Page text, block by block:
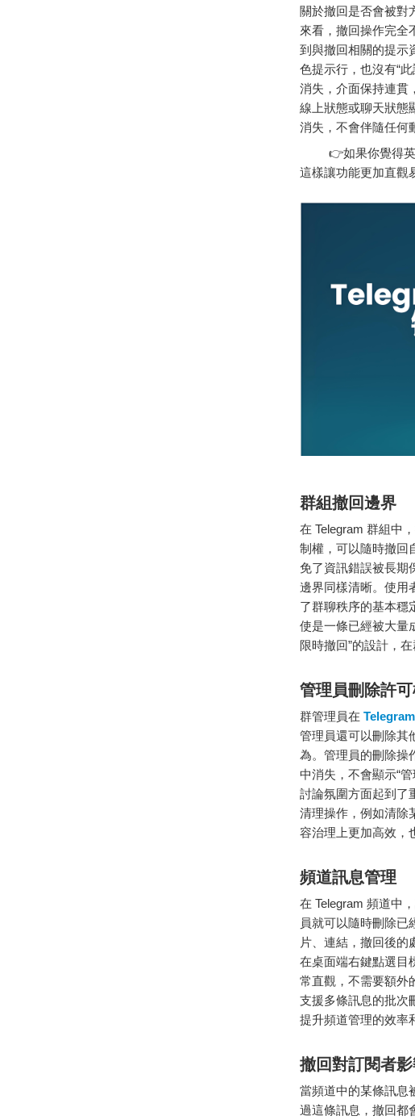
關於撤回是否會被對
來看，撤回操作完全
到與撤回相關的提示
色提示行，也沒有“
消失，介面保持連貫
線上狀態或聊天狀態
消失，不會伴隨任何
👉如果你覺得英
這樣讓功能更加直觀
群組撤回邊界
在 Telegram 群組中
制權，可以隨時撤回
免了資訊錯誤被長期
邊界同樣清晰。使用
了群聊秩序的基本穩
使是一條已經被大量
限時撤回”的設計，
管理員刪除許
群管理員在 Telegram
管理員還可以刪除其
為。管理員的刪除操
中消失，不會顯示“
討論氛圍方面起到了
清理操作，例如清除
容治理上更加高效，
頻道訊息管理
在 Telegram 頻道中
員就可以隨時刪除
片、連結，撤回後
在桌面端右鍵點選目
常直觀，不需要額外
支援多條訊息的批次
提升頻道管理的效率
撤回對訂閱者
當頻道中的某條訊息
過這條訊息，撤回都